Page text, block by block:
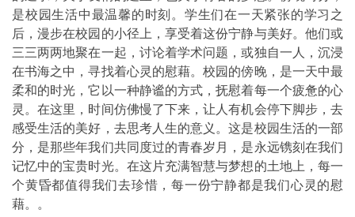
是校园生活中最温馨的时刻。学生们在一天紧张的学习之
后，漫步在校园的小径上，享受着这份宁静与美好。他们或
三三两两地聚在一起，讨论着学术问题，或独自一人，沉浸
在书海之中，寻找着心灵的慰藉。校园的傍晚，是一天中最
柔和的时光，它以一种静谧的方式，抚慰着每一个疲惫的心
灵。在这里，时间仿佛慢了下来，让人有机会停下脚步，去
感受生活的美好，去思考人生的意义。这是校园生活的一部
分，是那些年我们共同度过的青春岁月，是永远镌刻在我们
记忆中的宝贵时光。在这片充满智慧与梦想的土地上，每一
个黄昏都值得我们去珍惜，每一份宁静都是我们心灵的慰
藉。。